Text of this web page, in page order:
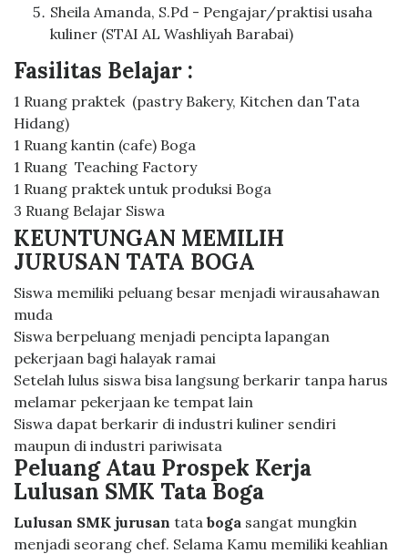
Sheila Amanda, S.Pd - Pengajar/praktisi usaha
kuliner (STAI AL Washliyah Barabai)
Fasilitas Belajar :
1 Ruang praktek (pastry Bakery, Kitchen dan Tata
Hidang)
1 Ruang kantin (cafe) Boga
1 Ruang Teaching Factory
1 Ruang praktek untuk produksi Boga
3 Ruang Belajar Siswa
KEUNTUNGAN MEMILIH
JURUSAN TATA BOGA
Siswa memiliki peluang besar menjadi wirausahawan
muda
Siswa berpeluang menjadi pencipta lapangan
pekerjaan bagi halayak ramai
Setelah lulus siswa bisa langsung berkarir tanpa harus
melamar pekerjaan ke tempat lain
Siswa dapat berkarir di industri kuliner sendiri
maupun di industri pariwisata
Peluang Atau Prospek Kerja
Lulusan SMK Tata Boga
Lulusan SMK jurusan tata boga sangat mungkin
menjadi seorang chef. Selama Kamu memiliki keahlian